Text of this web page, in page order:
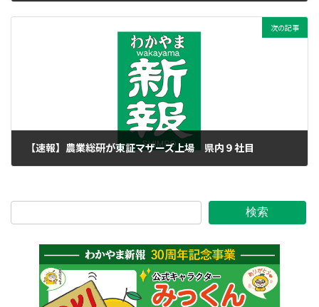
次の記事
【速報】農業総研が東証マザーズ上場 県内９社目
検索